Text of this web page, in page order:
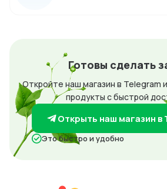
Готовы сделать
Откройте наш магазин в Telegram
продукты с быстрой
Открыть наш магазин в
Это быстро и удобно